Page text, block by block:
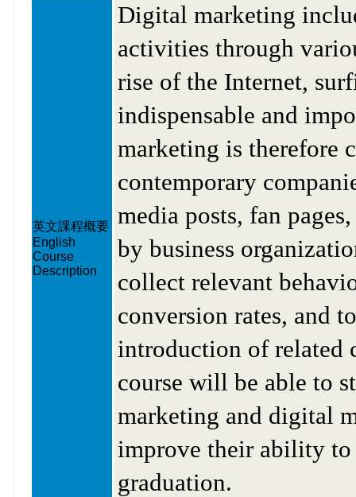
英文課程概要
English
Course
Description
Digital marketing
activities through
rise of the Internet,
indispensable and
marketing is therefore
contemporary
media posts, fan
by business
collect relevant
conversion rates, and
introduction of related
course will be able to
marketing and digital
improve their ability
graduation.